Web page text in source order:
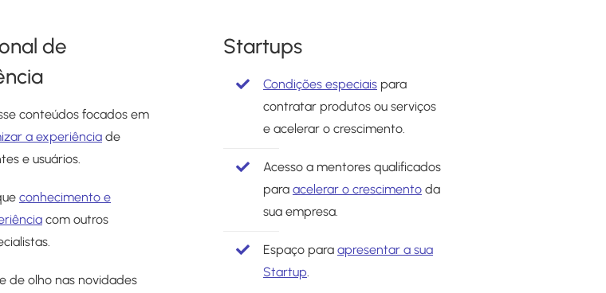
de
conteúdos focados em
a experiênciade
e usuários.
conhecimento e
com outros
de olho nas novidades
Startups
Condições especiaispara
contratar produtos ou serviços
e acelerar o crescimento.
Acesso a mentores qualificados
para acelerar o crescimentoda
sua empresa.
Espaço para apresentar a sua
Startup.